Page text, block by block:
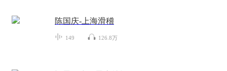
陈国庆-上海滑稽
149 126.8万